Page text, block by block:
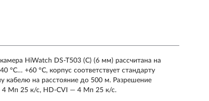
HiWatch DS-T503 (C) (6 мм) рассчитана на
°C… +60 °C, корпус соответствует стандарту
кабелю на расстояние до 500 м. Разрешение
4 Мп 25 к/с, HD-CVI — 4 Мп 25 к/с.